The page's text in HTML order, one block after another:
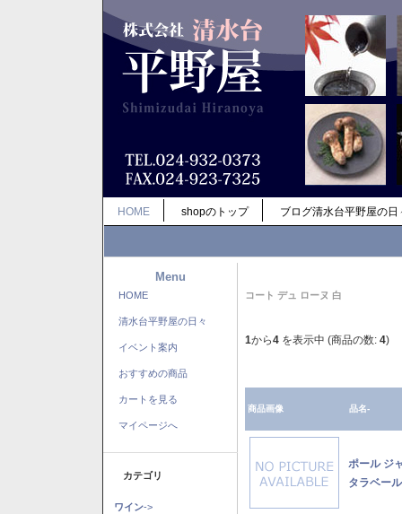
HOME shopのトップ ブログ清水台平野屋の日
Menu
HOME
清水台平野屋の日々
イベント案内
おすすめの商品
カートを見る
マイページへ
カテゴリ
ワイン->
コート デュ ローヌ 白
1から4 を表示中 (商品の数: 4)
商品画像 品名-
ポール ジ
タラベー